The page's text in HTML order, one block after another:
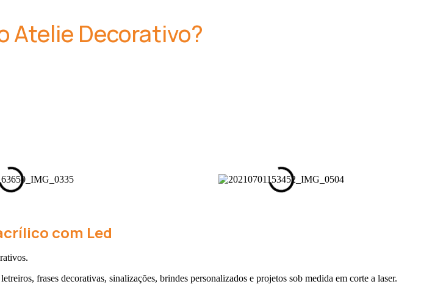
Atelie Decorativo?
com Led
frases decorativas, sinalizações, brindes personalizados e projetos sob medida em corte a laser.